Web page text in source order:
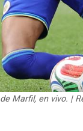
Marfil, en vivo. |